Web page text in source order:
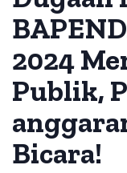
2024
Publik,
Bicara!